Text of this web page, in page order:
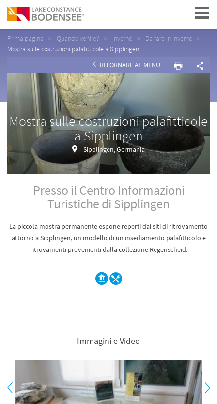
Navigation
Prima pagina Quando venire? Inverno
Da fare in inverno
Mostra sulle costruzioni palafitticole a Sipplingen
RITORNARE AL MENÙ
Mostra sulle costruzioni palafitticole
a Sipplingen
Sipplingen, Germania
Presso il Centro Informazioni
Turistiche di Sipplingen
La piccola mostra permanente espone reperti dai siti di ritrovamento
attorno a Sipplingen, un modello di un insediamento palafitticolo e
ritrovamenti provenienti dalla collezione Regenscheid.
Immagini e Video